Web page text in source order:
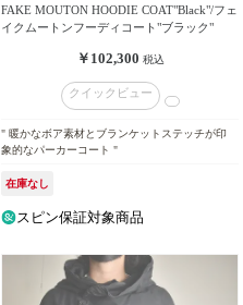
FAKE MOUTON HOODIE COAT"Black"/フェ
イクムートンフーディコート"ブラック"
￥102,300 税込
クイックビュー
" 暖かなボア素材とブランケットステッチが印
象的なパーカーコート "
在庫なし
スピン保証対象商品